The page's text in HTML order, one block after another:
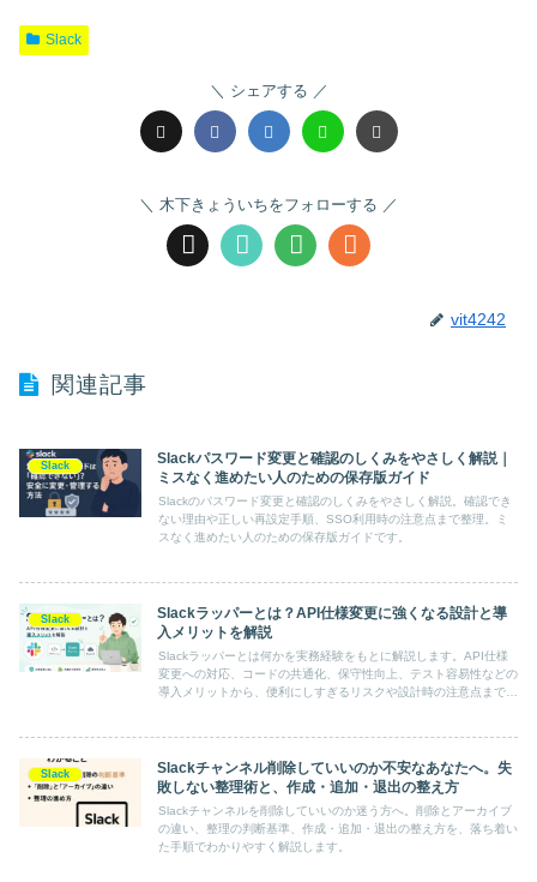
Slack
シェアする
木下きょういちをフォローする
vit4242
関連記事
Slack
Slackパスワード変更と確認のしくみをやさしく解説｜
ミスなく進めたい人のための保存版ガイド
Slackのパスワード変更と確認のしくみをやさしく解説。確認でき
ない理由や正しい再設定手順、SSO利用時の注意点まで整理。ミ
スなく進めたい人のための保存版ガイドです。
Slack
Slackラッパーとは？API仕様変更に強くなる設計と導
入メリットを解説
Slackラッパーとは何かを実務経験をもとに解説します。API仕様
変更への対応、コードの共通化、保守性向上、テスト容易性などの
導入メリットから、便利にしすぎるリスクや設計時の注意点まで、
Slack
Slackチャンネル削除していいのか不安なあなたへ。失
敗しない整理術と、作成・追加・退出の整え方
Slackチャンネルを削除していいのか迷う方へ。削除とアーカイブ
の違い、整理の判断基準、作成・追加・退出の整え方を、落ち着い
た手順でわかりやすく解説します。